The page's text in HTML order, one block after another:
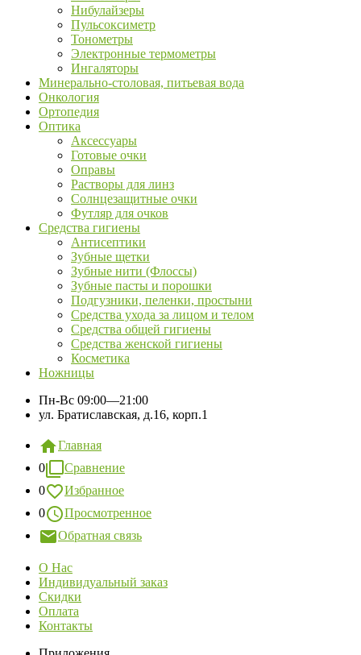
Нибулайзеры
Пульсоксиметр
Тонометры
Электронные термометры
Ингаляторы
Минерально-столовая, питьевая вода
Онкология
Ортопедия
Оптика
Аксессуары
Готовые очки
Оправы
Растворы для линз
Солнцезащитные очки
Футляр для очков
Средства гигиены
Антисептики
Зубные щетки
Зубные нити (Флоссы)
Зубные пасты и порошки
Подгузники, пеленки, простыни
Средства ухода за лицом и телом
Средства общей гигиены
Средства женской гигиены
Косметика
Ножницы
Пн-Вс 09:00—21:00
ул. Братиславская, д.16, корп.1
Главная
0
Сравнение
0
Избранное
0
Просмотренное
Обратная связь
О Нас
Индивидуальный заказ
Скидки
Оплата
Контакты